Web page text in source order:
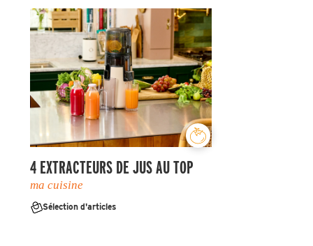
4 EXTRACTEURS DE JUS AU TOP
ma cuisine
Sélection d'articles